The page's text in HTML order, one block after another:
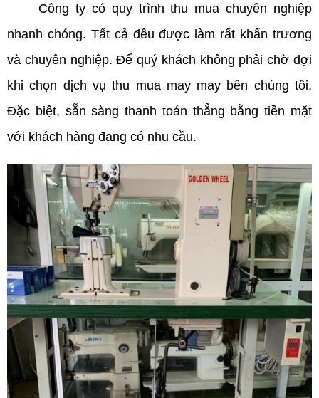
Công ty có quy trình thu mua chuyên nghiệp
nhanh chóng. Tất cả đều được làm rất khẩn trương
và chuyên nghiệp. Để quý khách không phải chờ đợi
khi chọn dịch vụ thu mua may may bên chúng tôi.
Đặc biệt, sẵn sàng thanh toán thẳng bằng tiền mặt
với khách hàng đang có nhu cầu.